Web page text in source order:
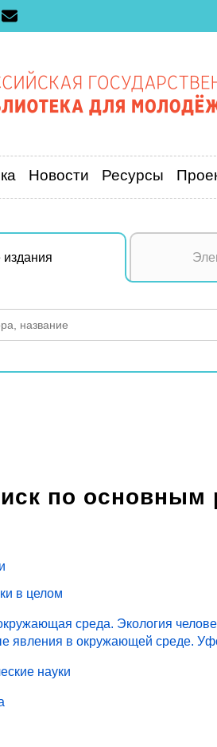
Новости Ресурсы
по основным
в целом
среда. Экология
явления в окружающей среде.
науки